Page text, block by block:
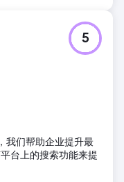
5
我们帮助企业提升最
台上的搜索功能来提